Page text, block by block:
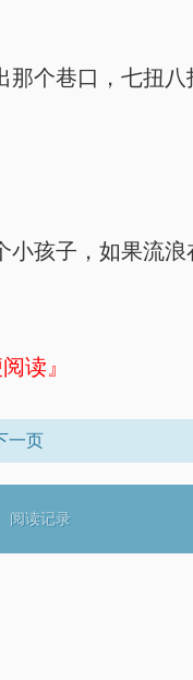
个巷口，七扭
孩子，如果流浪
读』
一页
阅读记录